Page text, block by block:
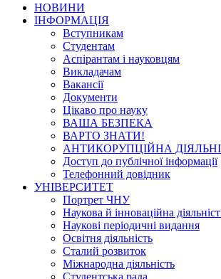
НОВИНИ
ІНФОРМАЦІЯ
Вступникам
Студентам
Аспірантам і науковцям
Викладачам
Вакансії
Документи
Цікаво про науку
ВАША БЕЗПЕКА
ВАРТО ЗНАТИ!
АНТИКОРУПЦІЙНА
Доступ до публічної інформації
Телефонний довідник
УНІВЕРСИТЕТ
Портрет ЧНУ
Наукова й інноваційна
Наукові періодичні видання
Освітня діяльність
Сталий розвиток
Міжнародна діяльність
Студентська рада